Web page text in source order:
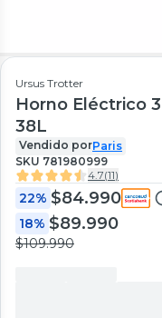
Ursus Trotter
Horno Eléctrico
38L
Vendido porParis
SKU 781980999
4.7(11)
22% $84.990
18% $89.990
$109.990